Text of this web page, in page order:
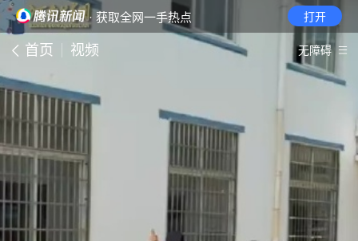
· 获取全网一手热点 打开
首页 视频 无障碍